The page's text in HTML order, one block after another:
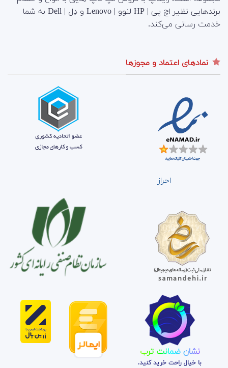
برندهایی نظیر اچ پی | HP لنوو | Lenovo و دِل | Dell به شما
خدمت رسانی می‌کند.
نمادهای اعتماد و مجوزها
احراز
نشان ضمانت ترب
با خیال راحت خرید کنید.